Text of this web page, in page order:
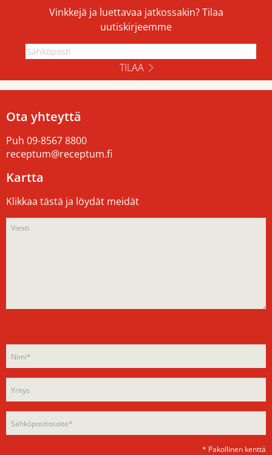
Vinkkejä ja luettavaa jatkossakin? Tilaa
uutiskirjeemme
TILAA
Ota yhteyttä
Puh 09-8567 8800
receptum@receptum.fi
Kartta
Klikkaa tästä ja löydät meidät
leave
this
empty.
Please
leave
this
field
empty.
* Pakollinen kenttä